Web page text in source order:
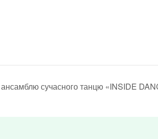
ансамблю сучасного танцю «INSIDE